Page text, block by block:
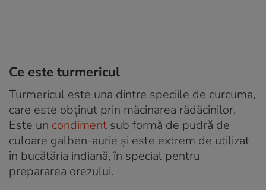
Ce este turmericul
Turmericul este una dintre speciile de curcuma,
care este obținut prin măcinarea rădăcinilor.
Este un condiment sub formă de pudră de
culoare galben-aurie și este extrem de utilizat
în bucătăria indiană, în special pentru
prepararea orezului.